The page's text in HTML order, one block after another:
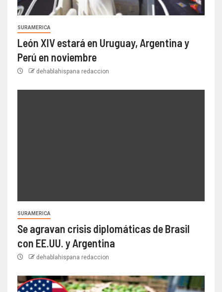
SURAMERICA
León XIV estará en Uruguay, Argentina y
Perú en noviembre
dehablahispana redaccion
SURAMERICA
Se agravan crisis diplomáticas de Brasil
con EE.UU. y Argentina
dehablahispana redaccion